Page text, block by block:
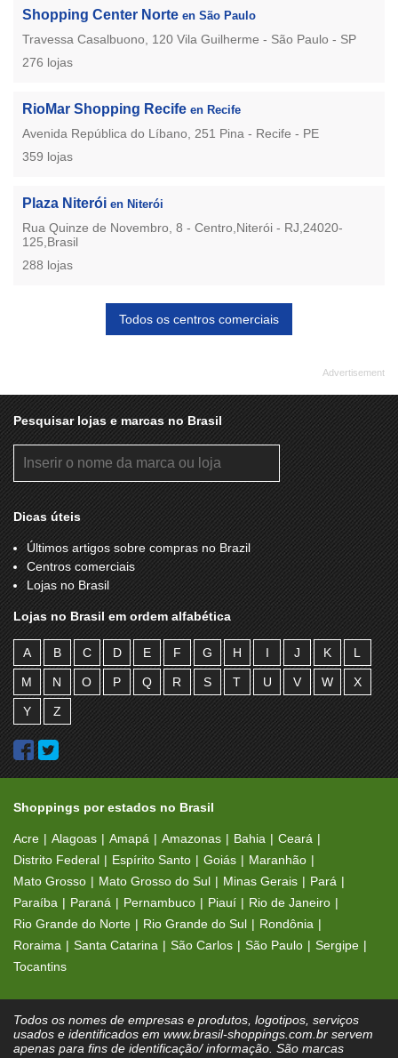
Shopping Center Norte en São Paulo
Travessa Casalbuono, 120 Vila Guilherme - São Paulo - SP
276 lojas
RioMar Shopping Recife en Recife
Avenida República do Líbano, 251 Pina - Recife - PE
359 lojas
Plaza Niterói en Niterói
Rua Quinze de Novembro, 8 - Centro,Niterói - RJ,24020-
125,Brasil
288 lojas
Todos os centros comerciais
Pesquisar lojas e marcas no Brasil
Dicas úteis
Últimos artigos sobre compras no Brazil
Centros comerciais
Lojas no Brasil
Lojas no Brasil em ordem alfabética
A B C D E F G H I J K L
M N O P Q R S T U V W X
Y Z
Shoppings por estados no Brasil
Acre Alagoas Amapá Amazonas Bahia
Ceará
Distrito Federal
Espírito Santo Goiás
Maranhão
Mato Grosso
Mato Grosso do Sul Minas Gerais
Pará
Paraíba
Paraná Pernambuco Piauí
Rio de Janeiro
Rio Grande do Norte
Rio Grande do Sul
Rondônia
Roraima
Santa Catarina São Carlos São Paulo
Sergipe
Tocantins
Todos os nomes de empresas e produtos, logotipos, serviços
usados e identificados em www.brasil-shoppings.com.br servem
apenas para fins de identificação/ informação. São marcas